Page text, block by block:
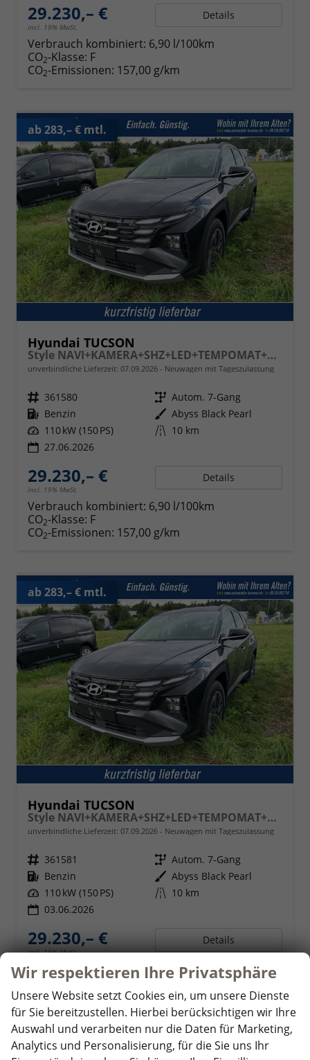
29.230,– €
incl. 19% MwSt.
Details
Verbrauch kombiniert: 6,90 l/100km
CO2-Klasse: F
CO2-Emissionen: 157,00 g/km
ab 283,– € mtl.
Hyundai TUCSON
Style NAVI+KAMERA+SHZ+LED+TEMPOMAT+17" ALU+PDC
unverbindliche Lieferzeit: 07.09.2026 Neuwagen mit Tageszulassung
Fahrzeugnr. 361580 Getriebe Autom. 7-Gang
Kraftstoff Benzin Außenfarbe Abyss Black Pearl
Leistung 110 kW (150 PS) Kilometerstand 10 km
27.06.2026
29.230,– €
incl. 19% MwSt.
Details
Verbrauch kombiniert: 6,90 l/100km
CO2-Klasse: F
CO2-Emissionen: 157,00 g/km
ab 283,– € mtl.
Hyundai TUCSON
Style NAVI+KAMERA+SHZ+LED+TEMPOMAT+17" ALU+PDC
unverbindliche Lieferzeit: 07.09.2026 Neuwagen mit Tageszulassung
Fahrzeugnr. 361581 Getriebe Autom. 7-Gang
Kraftstoff Benzin Außenfarbe Abyss Black Pearl
Leistung 110 kW (150 PS) Kilometerstand 10 km
03.06.2026
29.230,– €
incl. 19% MwSt.
Details
Verbrauch kombiniert:6,90 l/100km
CO -Klasse:F
CO2-Emissionen:157,00 g/km
ab 286,– mtl.
Wir respektieren Ihre Privatsphäre
Unsere Website setzt Cookies ein, um unsere Dienste
für Sie bereitzustellen. Hierbei berücksichtigen wir Ihre
Auswahl und verarbeiten nur die Daten für Marketing,
Analytics und Personalisierung, für die Sie uns Ihr